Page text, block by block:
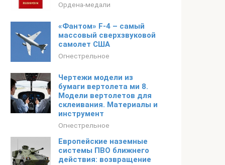
Ордена-медали
«Фантом» F-4 – самый
массовый сверхзвуковой
самолет США
Огнестрельное
Чертежи модели из
бумаги вертолета ми 8.
Модели вертолетов для
склеивания. Материалы и
инструмент
Огнестрельное
Европейские наземные
системы ПВО ближнего
действия: возвращение